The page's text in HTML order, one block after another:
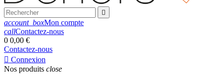

account_boxMon compte
callContactez-nous
0 0,00 €
Contactez-nous
 Connexion
Nos produits close